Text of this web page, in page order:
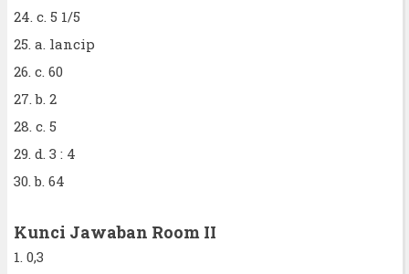
24. c. 5 1/5
25. a. lancip
26. c. 60
27. b. 2
28. c. 5
29. d. 3 : 4
30. b. 64
Kunci Jawaban Room II
1. 0,3